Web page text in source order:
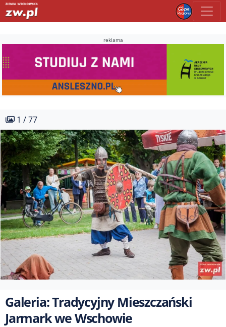
reklama
1 / 77
Galeria: Tradycyjny Mieszczański
Jarmark we Wschowie